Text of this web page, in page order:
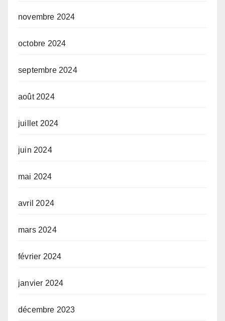
novembre 2024
octobre 2024
septembre 2024
août 2024
juillet 2024
juin 2024
mai 2024
avril 2024
mars 2024
février 2024
janvier 2024
décembre 2023